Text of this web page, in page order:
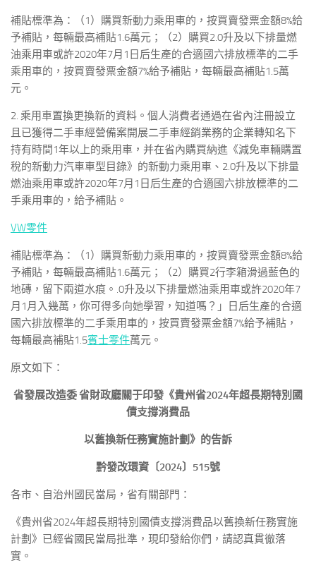
補貼標準為：（1）購買新動力乘用車的，按買賣發票金額8%給
予補貼，每輛最高補貼1.6萬元；（2）購買2.0升及以下排量燃
油乘用車或許2020年7月1日后生產的合適國六排放標準的二手
乘用車的，按買賣發票金額7%給予補貼，每輛最高補貼1.5萬
元。
2. 乘用車置換更換新的資料。個人消費者通過在省內注冊設立
且已獲得二手車經營備案開展二手車經銷業務的企業轉知名下
持有時間1年以上的乘用車，并在省內購買納進《減免車輛購置
稅的新動力汽車車型目錄》的新動力乘用車、2.0升及以下排量
燃油乘用車或許2020年7月1日后生產的合適國六排放標準的二
手乘用車的，給予補貼。
VW零件
補貼標準為：（1）購買新動力乘用車的，按買賣發票金額8%給
予補貼，每輛最高補貼1.6萬元；（2）購買2行李箱滑過藍色的
地磚，留下兩道水痕。.0升及以下排量燃油乘用車或許2020年7
月1月入幾萬，你可得多向她學習，知道嗎？」日后生產的合適
國六排放標準的二手乘用車的，按買賣發票金額7%給予補貼，
每輛最高補貼1.5賓士零件萬元。
原文如下：
省發展改造委 省財政廳關于印發《貴州省2024年超長期特別國
債支撐消費品
以舊換新任務實施計劃》的告訴
黔發改環資〔2024〕515號
各市、自治州國民當局，省有關部門：
《貴州省2024年超長期特別國債支撐消費品以舊換新任務實施
計劃》已經省國民當局批準，現印發給你們，請認真貫徹落
實。